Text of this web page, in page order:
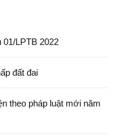
LPTB 2022
đất đai
theo pháp luật mới năm